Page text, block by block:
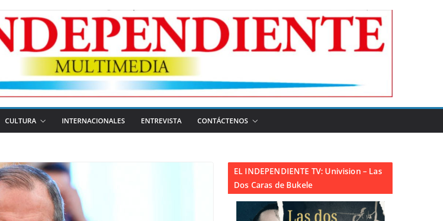
CULTURA INTERNACIONALES ENTREVISTA CONTÁCTENOS
EL INDEPENDIENTE TV: Univision – Las
Dos Caras de Bukele